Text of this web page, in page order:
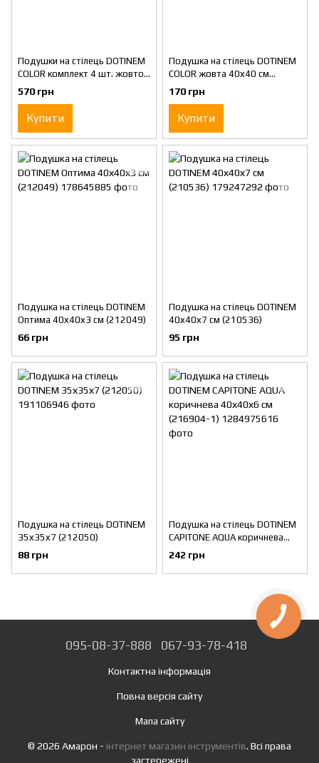
Подушки на стілець DOTINEM
COLOR комплект 4 шт. жовто-
синій 40х40 см (218254-1)
570 грн
Купити
Подушка на стілець DOTINEM
COLOR жовта 40х40 см
(213109-10)
170 грн
Купити
Подушка на стілець DOTINEM
Оптима 40х40х3 см (212049)
66 грн
Подушка на стілець DOTINEM
40х40х7 см (210536)
95 грн
Подушка на стілець DOTINEM
35х35х7 (212050)
88 грн
Подушка на стілець DOTINEM
CAPITONE AQUA коричнева
40х40х6 см (216904-1)
242 грн
095-08-37-888 067-93-78-418
Контактна інформація
Повна версія сайту
Мапа сайту
© 2026 Амарон - інтернет магазин інструментів. Всі права
застережені